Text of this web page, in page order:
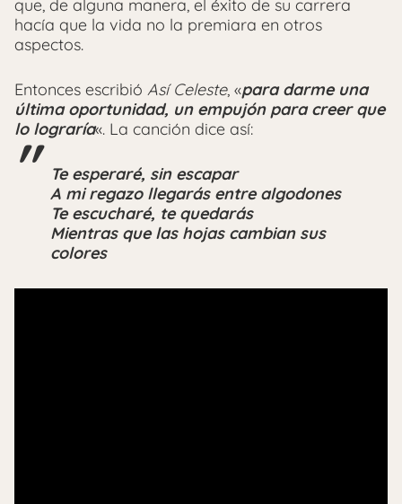
que, de alguna manera, el éxito de su carrera
hacía que la vida no la premiara en otros
aspectos.
Entonces escribió Así Celeste, «para darme una
última oportunidad, un empujón para creer que
lo lograría«. La canción dice así:
Te esperaré, sin escapar
A mi regazo llegarás entre algodones
Te escucharé, te quedarás
Mientras que las hojas cambian sus
colores